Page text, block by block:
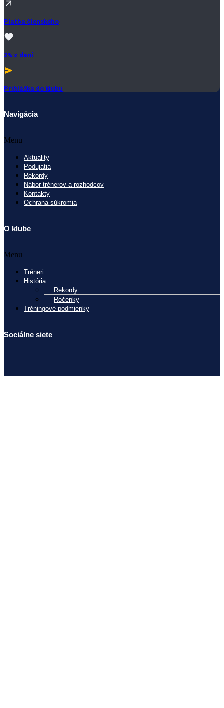
Platba členského
2% z daní
Prihláška do klubu
Navigácia
Menu
Aktuality
Podujatia
Rekordy
Nábor trénerov a rozhodcov
Kontakty
Ochrana súkromia
O klube
Menu
Tréneri
História
Rekordy
Ročenky
Tréningové podmienky
Sociálne siete